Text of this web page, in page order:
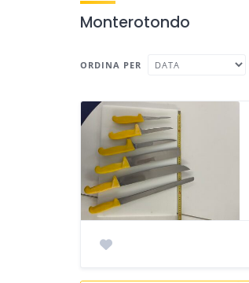
Monterotondo
ORDINA PER